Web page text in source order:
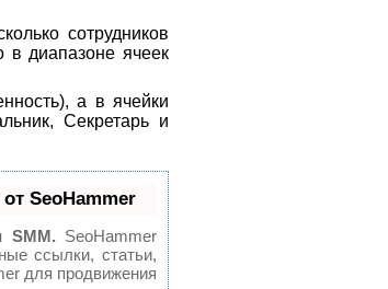
сотрудников
в диапазоне ячеек
а в ячейки
Секретарь и
SeoHammer
SMM. SeoHammer
ссылки, статьи,
для продвижения